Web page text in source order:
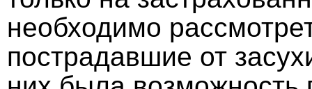
необходимо
пострадавшие от